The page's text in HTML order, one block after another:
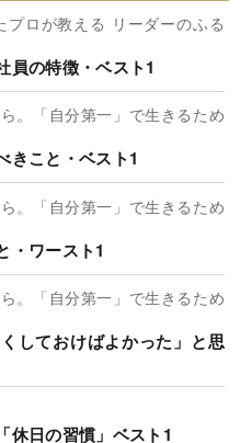
ロが教える リーダーのふる
員の特徴・ベスト1
。「自分第一」で生きるため
きこと・ベスト1
。「自分第一」で生きるため
・ワースト1
。「自分第一」で生きるため
しておけばよかった」と思
休日の習慣」ベスト1